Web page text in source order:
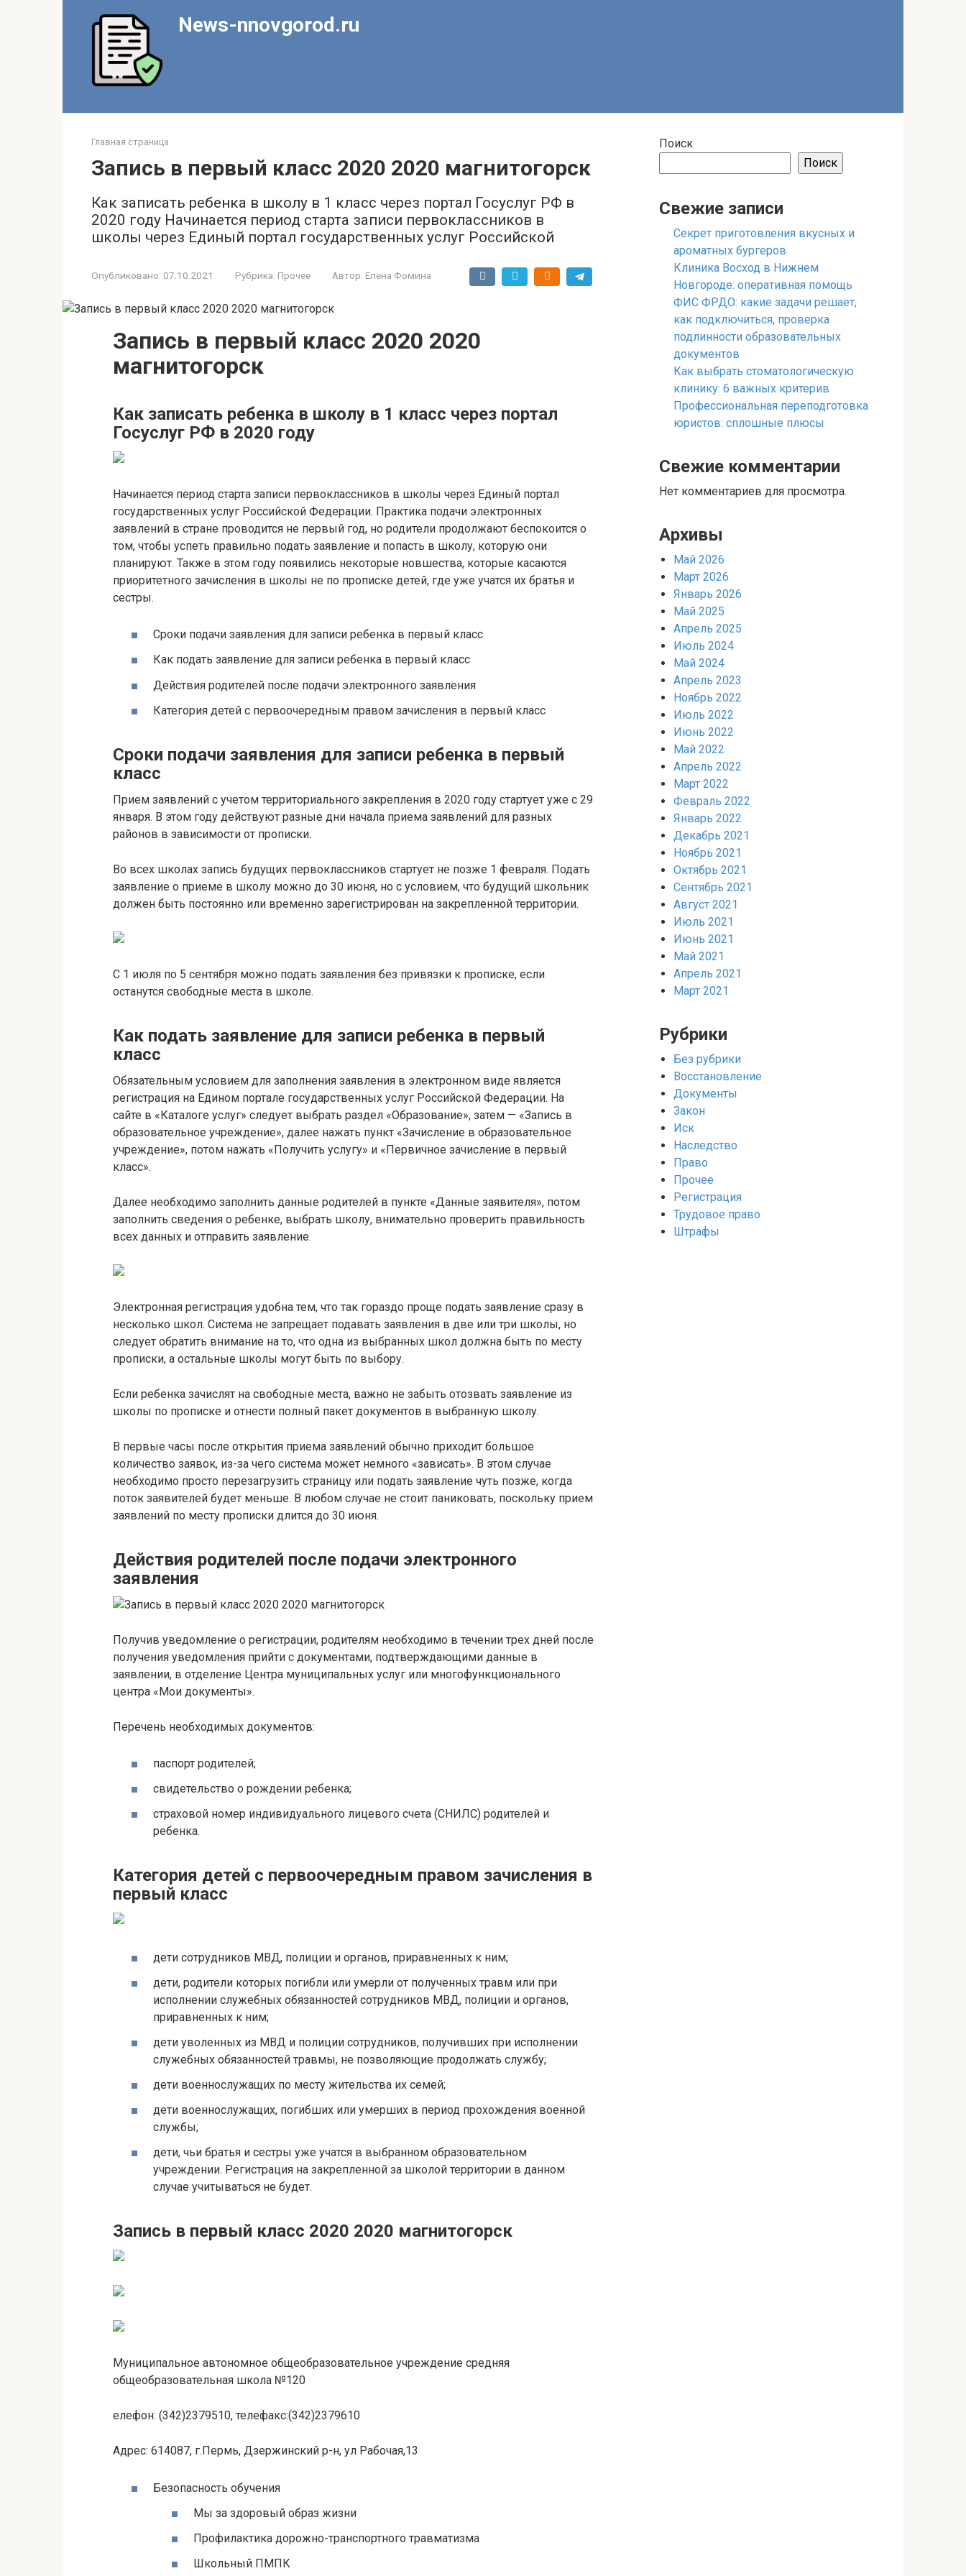
News-nnovgorod.ru
Главная страница
Запись в первый класс 2020 2020 магнитогорск
Как записать ребенка в школу в 1 класс через портал Госуслуг РФ в
2020 году Начинается период старта записи первоклассников в
школы через Единый портал государственных услуг Российской
Опубликовано: 07.10.2021 Рубрика: Прочее Автор: Елена Фомина
Запись в первый класс 2020 2020
магнитогорск
Как записать ребенка в школу в 1 класс через портал
Госуслуг РФ в 2020 году
Начинается период старта записи первоклассников в школы через Единый портал
государственных услуг Российской Федерации. Практика подачи электронных
заявлений в стране проводится не первый год, но родители продолжают беспокоится о
том, чтобы успеть правильно подать заявление и попасть в школу, которую они
планируют. Также в этом году появились некоторые новшества, которые касаются
приоритетного зачисления в школы не по прописке детей, где уже учатся их братья и
сестры.
Сроки подачи заявления для записи ребенка в первый класс
Как подать заявление для записи ребенка в первый класс
Действия родителей после подачи электронного заявления
Категория детей с первоочередным правом зачисления в первый класс
Сроки подачи заявления для записи ребенка в первый
класс
Прием заявлений с учетом территориального закрепления в 2020 году стартует уже с 29
января. В этом году действуют разные дни начала приема заявлений для разных
районов в зависимости от прописки.
Во всех школах запись будущих первоклассников стартует не позже 1 февраля. Подать
заявление о приеме в школу можно до 30 июня, но с условием, что будущий школьник
должен быть постоянно или временно зарегистрирован на закрепленной территории.
С 1 июля по 5 сентября можно подать заявления без привязки к прописке, если
останутся свободные места в школе.
Как подать заявление для записи ребенка в первый
класс
Обязательным условием для заполнения заявления в электронном виде является
регистрация на Едином портале государственных услуг Российской Федерации. На
сайте в «Каталоге услуг» следует выбрать раздел «Образование», затем — «Запись в
образовательное учреждение», далее нажать пункт «Зачисление в образовательное
учреждение», потом нажать «Получить услугу» и «Первичное зачисление в первый
класс».
Далее необходимо заполнить данные родителей в пункте «Данные заявителя», потом
заполнить сведения о ребенке, выбрать школу, внимательно проверить правильность
всех данных и отправить заявление.
Электронная регистрация удобна тем, что так гораздо проще подать заявление сразу в
несколько школ. Система не запрещает подавать заявления в две или три школы, но
следует обратить внимание на то, что одна из выбранных школ должна быть по месту
прописки, а остальные школы могут быть по выбору.
Если ребенка зачислят на свободные места, важно не забыть отозвать заявление из
школы по прописке и отнести полный пакет документов в выбранную школу.
В первые часы после открытия приема заявлений обычно приходит большое
количество заявок, из-за чего система может немного «зависать». В этом случае
необходимо просто перезагрузить страницу или подать заявление чуть позже, когда
поток заявителей будет меньше. В любом случае не стоит паниковать, поскольку прием
заявлений по месту прописки длится до 30 июня.
Действия родителей после подачи электронного
заявления
Получив уведомление о регистрации, родителям необходимо в течении трех дней после
получения уведомления прийти с документами, подтверждающими данные в
заявлении, в отделение Центра муниципальных услуг или многофункционального
центра «Мои документы».
Перечень необходимых документов:
паспорт родителей;
свидетельство о рождении ребенка;
страховой номер индивидуального лицевого счета (СНИЛС) родителей и
ребенка.
Категория детей с первоочередным правом зачисления в
первый класс
дети сотрудников МВД, полиции и органов, приравненных к ним;
дети, родители которых погибли или умерли от полученных травм или при
исполнении служебных обязанностей сотрудников МВД, полиции и органов,
приравненных к ним;
дети уволенных из МВД и полиции сотрудников, получивших при исполнении
служебных обязанностей травмы, не позволяющие продолжать службу;
дети военнослужащих по месту жительства их семей;
дети военнослужащих, погибших или умерших в период прохождения военной
службы;
дети, чьи братья и сестры уже учатся в выбранном образовательном
учреждении. Регистрация на закрепленной за школой территории в данном
случае учитываться не будет.
Запись в первый класс 2020 2020 магнитогорск
Муниципальное автономное общеобразовательное учреждение средняя
общеобразовательная школа №120
елефон: (342)2379510, телефакс:(342)2379610
Адрес: 614087, г.Пермь, Дзержинский р-н, ул Рабочая,13
Безопасность обучения
Мы за здоровый образ жизни
Профилактика дорожно-транспортного травматизма
Школьный ПМПК
Поиск
Поиск
Свежие записи
Секрет приготовления вкусных и
ароматных бургеров
Клиника Восход в Нижнем
Новгороде: оперативная помощь
ФИС ФРДО: какие задачи решает,
как подключиться, проверка
подлинности образовательных
документов
Как выбрать стоматологическую
клинику: 6 важных критерив
Профессиональная переподготовка
юристов: сплошные плюсы
Свежие комментарии
Нет комментариев для просмотра.
Архивы
Май 2026
Март 2026
Январь 2026
Май 2025
Апрель 2025
Июль 2024
Май 2024
Апрель 2023
Ноябрь 2022
Июль 2022
Июнь 2022
Май 2022
Апрель 2022
Март 2022
Февраль 2022
Январь 2022
Декабрь 2021
Ноябрь 2021
Октябрь 2021
Сентябрь 2021
Август 2021
Июль 2021
Июнь 2021
Май 2021
Апрель 2021
Март 2021
Рубрики
Без рубрики
Восстановление
Документы
Закон
Иск
Наследство
Право
Прочее
Регистрация
Трудовое право
Штрафы